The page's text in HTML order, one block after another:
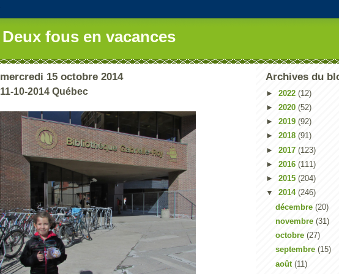
Deux fous en vacances
mercredi 15 octobre 2014
11-10-2014 Québec
Archives du
► 2022 (12)
► 2020 (52)
► 2019 (92)
► 2018 (91)
► 2017 (123)
► 2016 (111)
► 2015 (204)
▼ 2014 (246)
décembre (20)
novembre (31)
octobre (27)
septembre (15)
août (11)